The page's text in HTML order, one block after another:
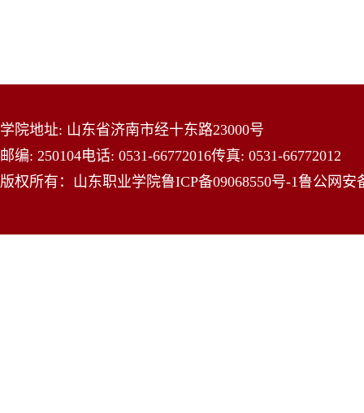
学院地址: 山东省济南市经十东路23000号
邮编: 250104电话: 0531-66772016传真: 0531-66772012
版权所有：山东职业学院鲁ICP备09068550号-1鲁公网安